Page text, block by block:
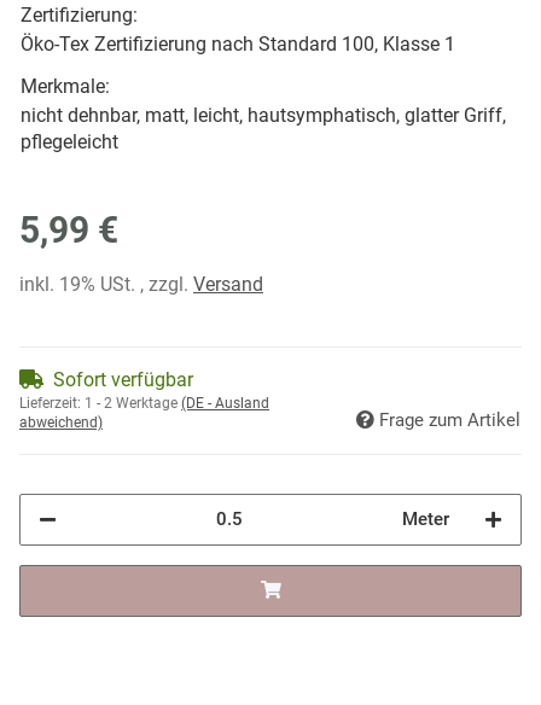
Zertifizierung:
Öko-Tex Zertifizierung nach Standard 100, Klasse 1
Merkmale:
nicht dehnbar, matt, leicht, hautsymphatisch, glatter Griff,
pflegeleicht
5,99 €
inkl. 19% USt. , zzgl. Versand
Sofort verfügbar
Lieferzeit: 1 - 2 Werktage (DE - Ausland
abweichend)
Frage zum Artikel
Meter